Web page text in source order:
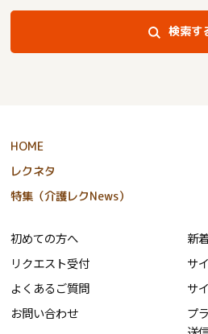
検索す
HOME
レクネタ
特集（介護レクNews）
初めての方へ
リクエスト受付
よくあるご質問
お問い合わせ
新
サ
サ
プ